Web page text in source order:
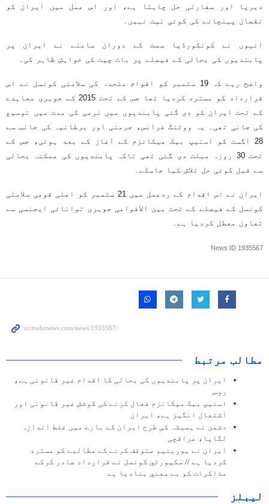
دیرپا اور سفارتی حل چاہتا ہے، اور اس عمل میں ایران کو
نقصان پہنچانے کی کوئی نیت نہیں۔
انہوں نے کونکورڈیا سمٹ کے دوران سامنے نے ایران پر
پابندیوں کی بحالی کے فیصلے پر بات چیت کی خواہش ظاہر کی۔
واضح رہے کہ 19 ستمبر کو اقوام متحدہ کی سلامتی کونسل نے اس
قرارداد کو مسترد کردیا تھا جس کے تحت 2015 کے جوہری معاہدے
کے تحت ایران کو دی گئی پابندیوں میں نرمی کی مدت میں توسیع
کی جانی تھی۔ یہ ووٹنگ فرانس، جرمنی اور برطانیہ کی جانب سے
28 اگست کو اسنیپ بیک میکانزم کے آغاز کے بعد ہوئی، جس کے
تحت 30 روزہ مہلت دی گئی تھی تاکہ پابندیوں کی ممکنہ بحالی
سے قبل کوئی حل تلاش کیا جاسکے۔
ایران نے اس اقدام کے ردعمل میں 21 ستمبر کو اعلی قومی سلامتی
کونسل کے فیصلے کے تحت بین الاقوامی جوہری توانائی ایجنسی سے
تعاون معطل کردیا ہے۔
News ID 1935567
مطالب مرتبط
ایران پر پابندیوں کی بحالی کا اقدام غیر قانونی ہے،
روس
اسنیپ بیک میکانزم فعال کرنے کی کوشش غیر قانونی اور
اشتعال انگیز ہے، ایران
دشمن نے ہمیشہ کی طرح ایران کے بارے میں غلط اندازہ
لگایا، عراقچی
ايران نے يورينيم متوقف كرنے كے مطالبے كو مسترد
كرديا ہے // سكيورٹي كونسل نے قرارداد صادر كركے
مذاكرات كو بے معني بناديا ہے
لیبلز